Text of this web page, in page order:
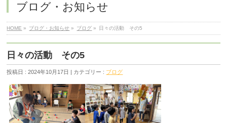
ブログ・お知らせ
HOME » ブログ・お知らせ » ブログ » 日々の活動 その5
日々の活動 その5
投稿日 : 2024年10月17日 | カテゴリー : ブログ